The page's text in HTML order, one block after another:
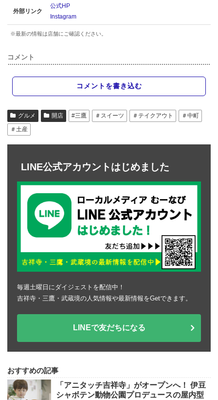
外部リンク
公式HP
Instagram
※最新の情報は店舗にご確認ください。
コメント
コメントを書き込む
グルメ 開店 #三鷹 ＃スイーツ ＃テイクアウト
＃中町
＃土産
LINE公式アカウントはじめました
毎週土曜日にダイジェストを配信中！
吉祥寺・三鷹・武蔵境の人気情報や最新情報をGetできます。
LINEで友だちになる
おすすめの記事
「アニタッチ吉祥寺」がオープンへ！ 伊豆
シャボテン動物公園プロデュースの屋内型